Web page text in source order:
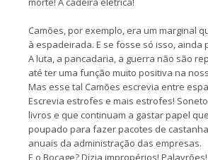
Camões, por exemplo, era um marginal
à espadeirada. E se fosse só isso, ainda
A luta, a pancadaria, a guerra não são
até ter uma função muito positiva na
Mas esse tal Camões escrevia entre
Escrevia estrofes e mais estrofes!
livros e que continuam a gastar papel
poupado para fazer pacotes de
anuais da administração das empresas.
E o Bocage? Dizia impropérios!